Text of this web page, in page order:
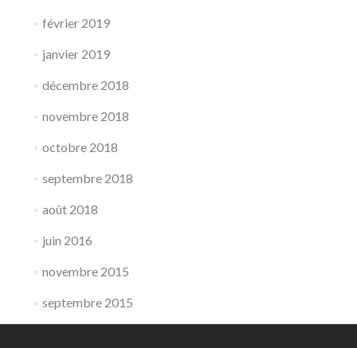
février 2019
janvier 2019
décembre 2018
novembre 2018
octobre 2018
septembre 2018
août 2018
juin 2016
novembre 2015
septembre 2015